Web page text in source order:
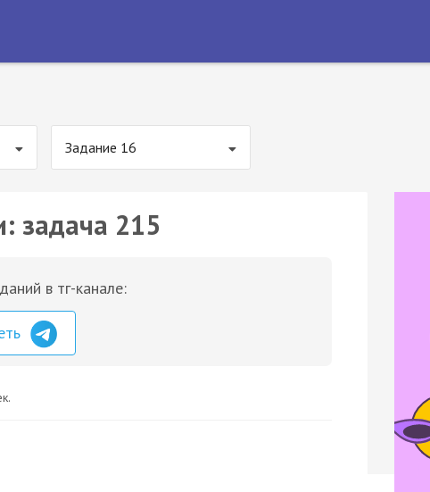
Задание 16
задача 215
в тг-канале: